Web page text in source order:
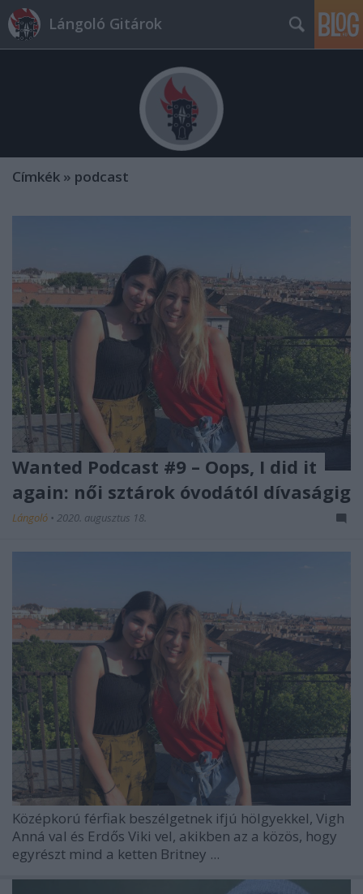
Lángoló Gitárok
Címkék » podcast
Wanted Podcast #9 – Oops, I did it
again: női sztárok óvodától dívaságig
Lángoló • 2020. augusztus 18.
Középkorú férfiak beszélgetnek ifjú hölgyekkel, Vigh
Anná val és Erdős Viki vel, akikben az a közös, hogy
egyrészt mind a ketten Britney ...